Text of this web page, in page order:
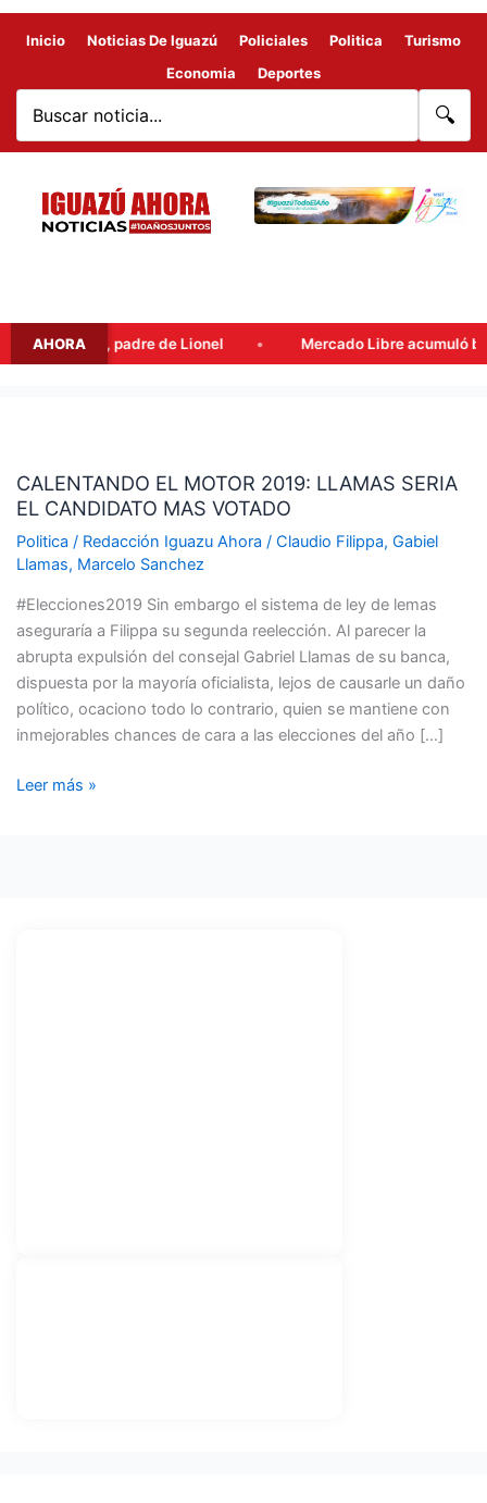
Inicio Noticias De Iguazú Policiales Politica
Turismo
Economia
Deportes
🔍
AHORA
Messi, padre de Lionel Mercado Libre acumuló
CALENTANDO EL MOTOR 2019: LLAMAS SERIA
EL CANDIDATO MAS VOTADO
Politica / Redacción Iguazu Ahora / Claudio Filippa, Gabiel
Llamas, Marcelo Sanchez
#Elecciones2019 Sin embargo el sistema de ley de lemas
aseguraría a Filippa su segunda reelección. Al parecer la
abrupta expulsión del consejal Gabriel Llamas de su banca,
dispuesta por la mayoría oficialista, lejos de causarle un daño
político, ocaciono todo lo contrario, quien se mantiene con
inmejorables chances de cara a las elecciones del año […]
MOTOR
2019:
LLAMAS
SERIA
CANDIDATO
MAS
VOTADO
Leer más »